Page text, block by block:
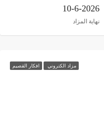
10-6-2026
نهاية المزاد
مزاد الكتروني افكار القصيم